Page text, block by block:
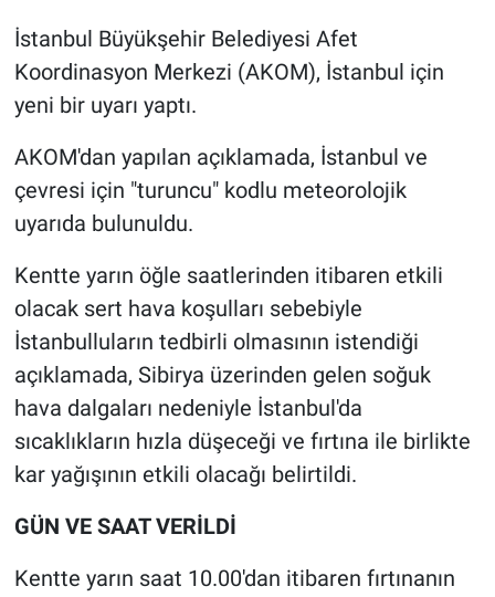
İstanbul Büyükşehir Belediyesi Afet
Koordinasyon Merkezi (AKOM), İstanbul için
yeni bir uyarı yaptı.
AKOM'dan yapılan açıklamada, İstanbul ve
çevresi için "turuncu" kodlu meteorolojik
uyarıda bulunuldu.
Kentte yarın öğle saatlerinden itibaren etkili
olacak sert hava koşulları sebebiyle
İstanbulluların tedbirli olmasının istendiği
açıklamada, Sibirya üzerinden gelen soğuk
hava dalgaları nedeniyle İstanbul'da
sıcaklıkların hızla düşeceği ve fırtına ile birlikte
kar yağışının etkili olacağı belirtildi.
GÜN VE SAAT VERİLDİ
Kentte yarın saat 10.00'dan itibaren fırtınanın
Günün görüntüsü
Haber
İlan
Kimdir
Koronavirüs
Kültür Sanat
Ne demişti
Nedir